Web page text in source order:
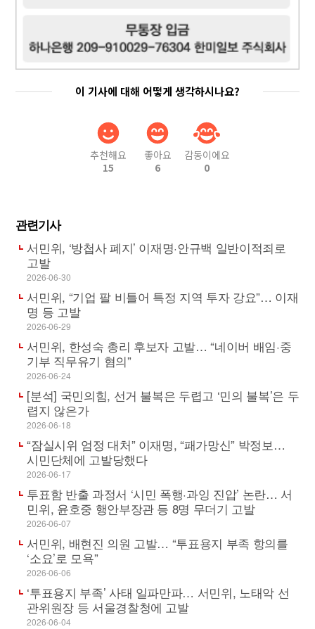
이 기사에 대해 어떻게 생각하시나요?
추천해요
15
좋아요
6
감동이에요
0
관련기사
서민위, ‘방첩사 폐지’ 이재명·안규백 일반이적죄로
고발
2026-06-30
서민위, “기업 팔 비틀어 특정 지역 투자 강요”… 이재
명 등 고발
2026-06-29
서민위, 한성숙 총리 후보자 고발… “네이버 배임·중
기부 직무유기 혐의”
2026-06-24
[분석] 국민의힘, 선거 불복은 두렵고 ‘민의 불복’은 두
렵지 않은가
2026-06-18
“잠실시위 엄정 대처” 이재명, “패가망신” 박정보…
시민단체에 고발당했다
2026-06-17
투표함 반출 과정서 ‘시민 폭행·과잉 진압’ 논란… 서
민위, 윤호중 행안부장관 등 8명 무더기 고발
2026-06-07
서민위, 배현진 의원 고발… “투표용지 부족 항의를
‘소요’로 모욕”
2026-06-06
‘투표용지 부족’ 사태 일파만파… 서민위, 노태악 선
관위원장 등 서울경찰청에 고발
2026-06-04